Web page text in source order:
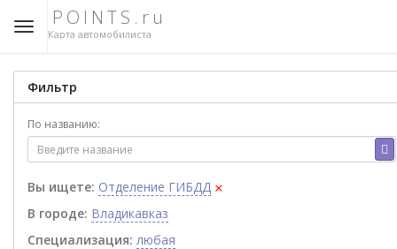
POINTS.ru
Карта автомобилиста
Фильтр
По названию:
Вы ищете: Отделение ГИБДД ×
В городе: Владикавказ
Специализация: любая